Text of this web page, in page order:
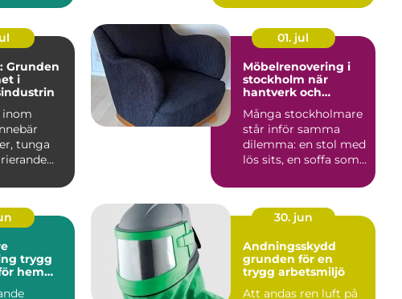
Grunden
i
inom
tunga
01. jul
Möbelrenovering i
stockholm när
hantverk och
Många stockholmare
står inför samma
dilemma: en stol med
lös sits, en soffa som
hem
30. jun
Andningsskydd
grunden för en
trygg arbetsmiljö
Att andas ren luft på